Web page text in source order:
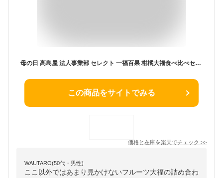
母の日 高島屋 法人事業部 セレクト 一福百果 柑橘大福食べ比べセット 計5個 メーカー直送 / フルーツ みかん大福 レモン大福 あまなつ大福 島はっさく大福 百貨店お菓子 内祝い ギフトセレクション お取り寄せグルメ JGS 送料無料 お返し 母の日ギフト2026
この商品をサイトでみる
価格と在庫を楽天でチェック >>
WAUTARO(50代・男性)
ここ以外ではあまり見かけないフルーツ大福の詰め合わ